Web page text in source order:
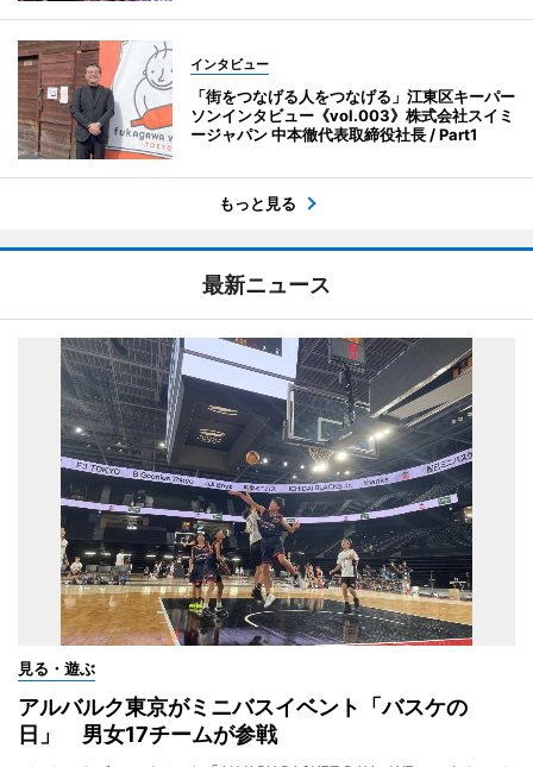
インタビュー
「街をつなげる人をつなげる」江東区キーパー
ソンインタビュー《vol.003》株式会社スイミ
ージャパン 中本徹代表取締役社長 / Part1
もっと見る
最新ニュース
見る・遊ぶ
アルバルク東京がミニバスイベント「バスケの
日」 男女17チームが参戦